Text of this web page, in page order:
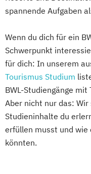
spannende Aufgaben
Wenn du dich für ein
Schwerpunkt
für dich: In unserem
Tourismus Studium
BWL-Studiengänge
Aber nicht nur das:
Studieninhalte du
erfüllen musst und
könnten.